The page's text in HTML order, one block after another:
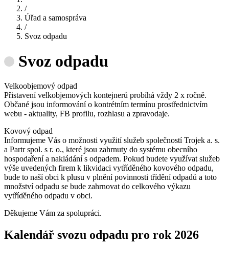
/
Úřad a samospráva
/
Svoz odpadu
Svoz odpadu
Velkoobjemový odpad
Přistavení velkobjemových kontejnerů probíhá vždy 2 x ročně.
Občané jsou informování o kontrétním termínu prostřednictvím
webu - aktuality, FB profilu, rozhlasu a zpravodaje.
Kovový odpad
Informujeme Vás o možnosti využití služeb společností Trojek a. s.
a Partr spol. s r. o., které jsou zahrnuty do systému obecního
hospodaření a nakládání s odpadem. Pokud budete využívat služeb
výše uvedených firem k likvidaci vytříděného kovového odpadu,
bude to naší obci k plusu v plnění povinnosti třídění odpadů a toto
množství odpadu se bude zahrnovat do celkového výkazu
vytříděného odpadu v obci.
Děkujeme Vám za spolupráci.
Kalendář svozu odpadu pro rok 2026